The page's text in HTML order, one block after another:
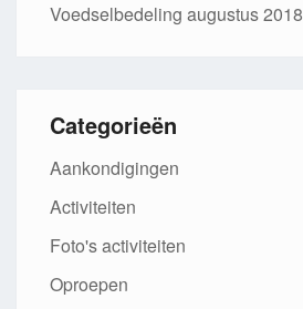
Voedselbedeling augustus 2018
Categorieën
Aankondigingen
Activiteiten
Foto's activiteiten
Oproepen